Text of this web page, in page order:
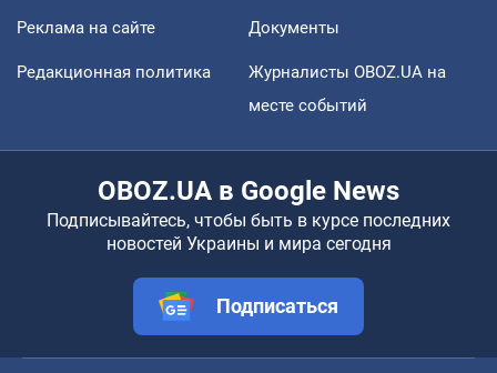
Реклама на сайте Документы
Редакционная политика
Журналисты OBOZ.UA на
месте событий
OBOZ.UA в Google News
Подписывайтесь, чтобы быть в курсе последних
новостей Украины и мира сегодня
Подписаться